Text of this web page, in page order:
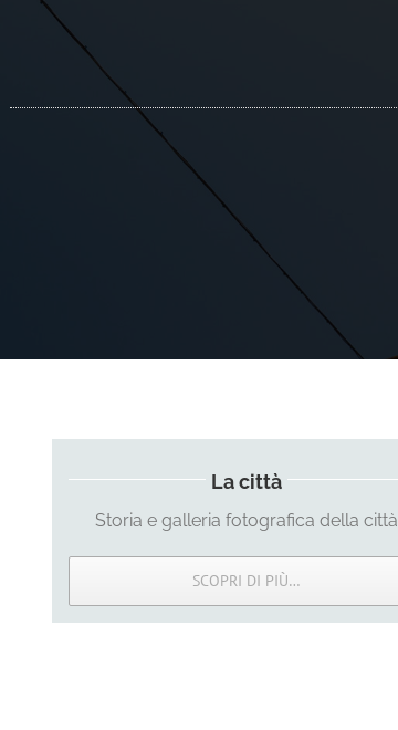
La città
Storia e galleria fotografica della città
SCOPRI DI PIÙ…